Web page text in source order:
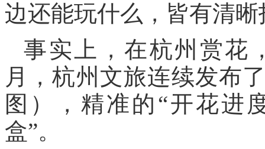
边还能玩什么，皆有清晰
事实上，在杭州赏花
月，杭州文旅连续发布
图），精准的“开花进
盒”。